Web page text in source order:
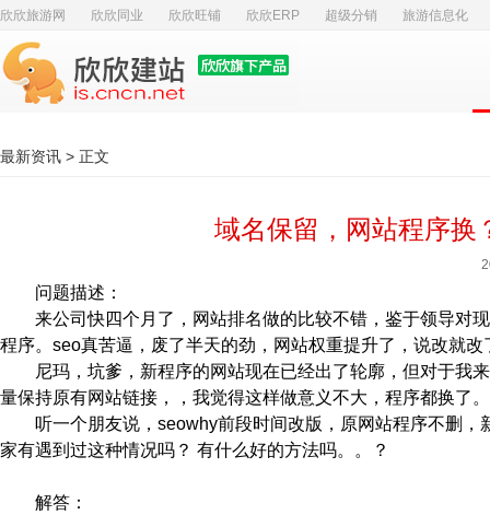
欣欣旅游网 欣欣同业 欣欣旺铺 欣欣ERP 超级分销 旅游信息化
最新资讯 > 正文
域名保留，网站程序换
问题描述：
来公司快四个月了，网站排名做的比较不错，鉴于领导对
程序。seo真苦逼，废了半天的劲，网站权重提升了，说改就改
尼玛，坑爹，新程序的网站现在已经出了轮廓，但对于我
量保持原有网站链接，，我觉得这样做意义不大，程序都换了。
听一个朋友说，seowhy前段时间改版，原网站程序不删
家有遇到过这种情况吗？ 有什么好的方法吗。。？
解答：